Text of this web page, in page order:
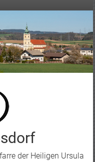
der Heiligen Ursula